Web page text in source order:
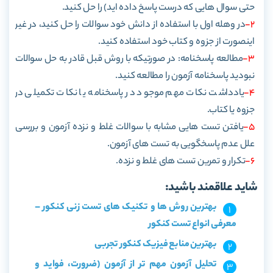
حتی سوال هایی که درست پاسخ داده اید) را حل کنید.
2- در وهله اول با استفاده از دانش خود سوالات را حل کنید، در غیر
اینصورت از جزوه و کتاب خود استفاده کنید.
3- مطالعه پاسخنامه: در صورتیکه با روش قبل قادر به حل سوالات
نبودید پاسخنامه آزمون را مطالعه کنید.
4- یادداشت نکات مهم موجود در پاسخنامه یا نکات تکمیلی در
جزوه یا کتاب.
5- یافتن تست هایی مشابه با سوالات غلط و نزده آزمون و بررسی
علل عدم پاسخگویی به تست های آزمون.
6- تکرار و تمرین تست های غلط و نزده.
شاید علاقمند باشید:
بهترین روش ها و تکنیک های تست زنی کنکور –
معرفی انواع تست کنکور
بهترین منابع فیزیک کنکور تجربی
تحلیل آزمون مهم تر از آزمون (ضرورت، فواید و